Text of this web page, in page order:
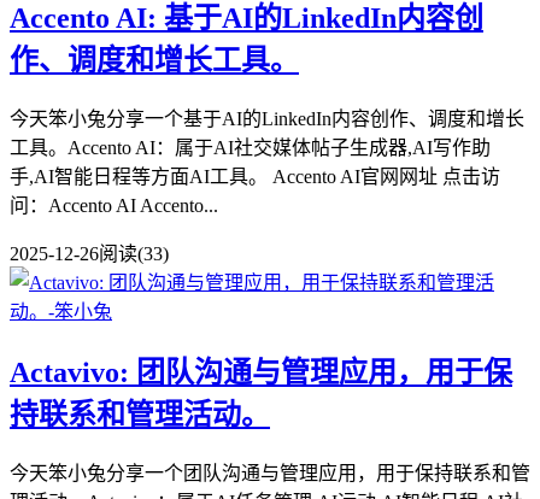
Accento AI: 基于AI的LinkedIn内容创
作、调度和增长工具。
今天笨小兔分享一个基于AI的LinkedIn内容创作、调度和增长
工具。Accento AI：属于AI社交媒体帖子生成器,AI写作助
手,AI智能日程等方面AI工具。 Accento AI官网网址 点击访
问：Accento AI Accento...
2025-12-26阅读(33)
Actavivo: 团队沟通与管理应用，用于保
持联系和管理活动。
今天笨小兔分享一个团队沟通与管理应用，用于保持联系和管